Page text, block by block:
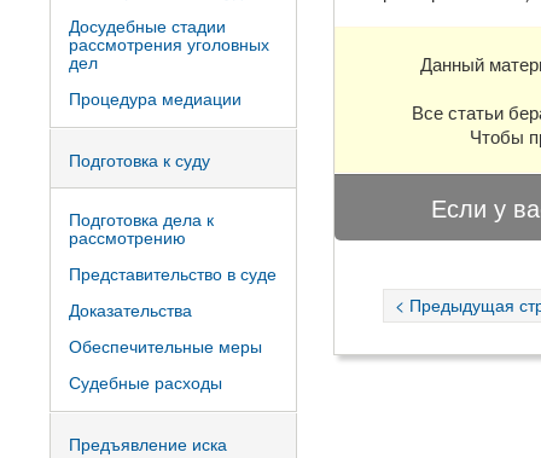
Данный
Все статьи
Чтобы
Если у
< Предыдущая
Досудебные стадии
рассмотрения уголовных
дел
Процедура медиации
Подготовка к суду
Подготовка дела к
рассмотрению
Представительство в суде
Доказательства
Обеспечительные меры
Судебные расходы
Предъявление иска